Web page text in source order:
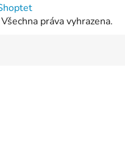
práva vyhrazena.